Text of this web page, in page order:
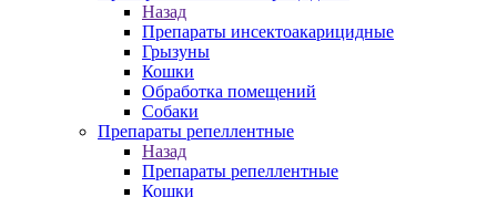
Назад
Препараты инсектоакарицидные
Грызуны
Кошки
Обработка помещений
Собаки
Препараты репеллентные
Назад
Препараты репеллентные
Кошки